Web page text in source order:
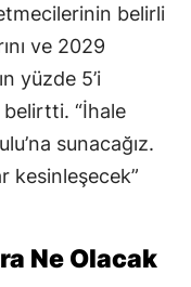
belirli
ve 2029
yüzde 5’i
belirtti. “İhale
sunacağız.
kesinleşecek”
Ne Olacak